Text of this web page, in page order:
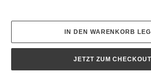
IN DEN WARENKORB
JETZT ZUM CHECKOUT